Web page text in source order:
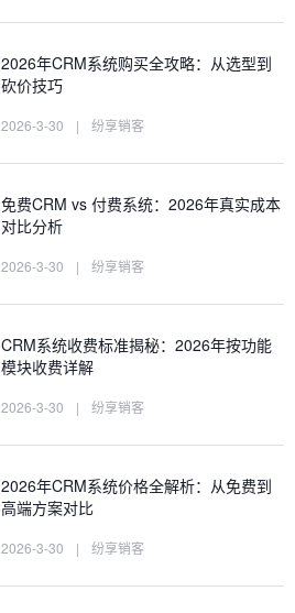
2026年CRM系统购买全攻略：从选型到
砍价技巧
2026-3-30 | 纷享销客
免费CRM vs 付费系统：2026年真实成本
对比分析
2026-3-30 | 纷享销客
CRM系统收费标准揭秘：2026年按功能
模块收费详解
2026-3-30 | 纷享销客
2026年CRM系统价格全解析：从免费到
高端方案对比
2026-3-30 | 纷享销客